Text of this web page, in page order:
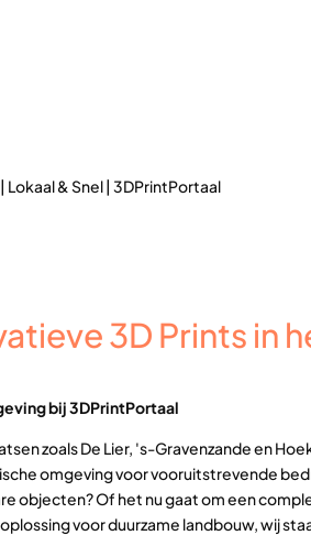
Lokaal & Snel | 3DPrintPortaal
3D Prints in
bij 3DPrintPortaal
zoals De Lier, 's-Gravenzande en
omgeving voor vooruitstrevende
objecten? Of het nu gaat om een
voor duurzame landbouw, wij